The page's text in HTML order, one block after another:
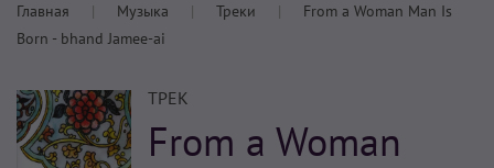
Главная Музыка Треки
From a Woman Man Is
Born - bhand Jamee-ai
ТРЕК
From a Woman